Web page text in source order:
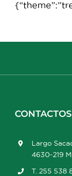
CONTACTOS
Largo
4630-219
T. 255 538